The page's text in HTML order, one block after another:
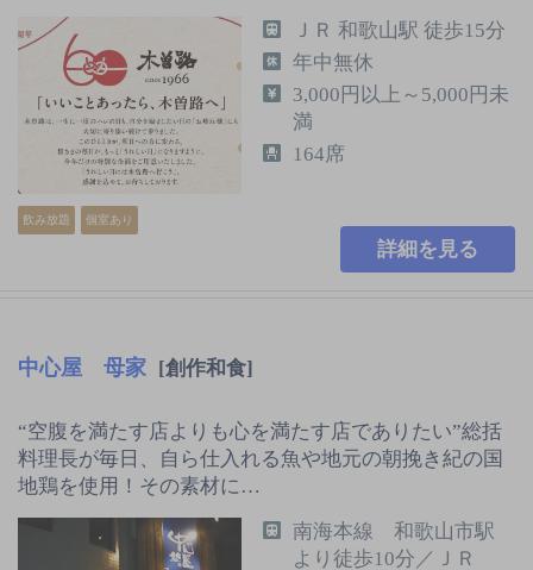
飲み放題 個室あり
ＪＲ 和歌山駅 徒歩15分
年中無休
3,000円以上～5,000円未
満
164席
詳細を見る
中心屋 母家 [創作和食]
“空腹を満たす店よりも心を満たす店でありたい”総括
料理長が毎日、自ら仕入れる魚や地元の朝挽き紀の国
地鶏を使用！その素材に…
南海本線 和歌山市駅
より徒歩10分／ＪＲ